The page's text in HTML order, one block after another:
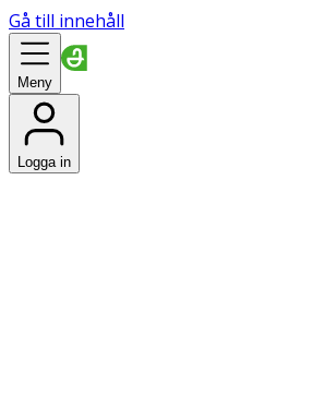
Gå till innehåll
Meny
Logga in